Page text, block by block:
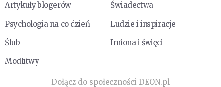
Artykuły blogerów
Świadectwa
Psychologia na co dzień
Ludzie i inspiracje
Ślub
Imiona i święci
Modlitwy
Dołącz do społeczności DEON.pl